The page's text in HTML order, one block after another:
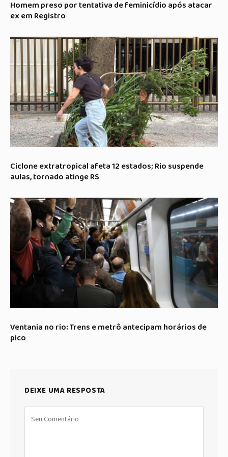
Homem preso por tentativa de feminicídio após atacar
ex em Registro
Ciclone extratropical afeta 12 estados; Rio suspende
aulas, tornado atinge RS
Ventania no rio: Trens e metrô antecipam horários de
pico
DEIXE UMA RESPOSTA